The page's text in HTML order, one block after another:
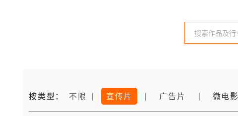
按类型： 不限 宣传片 广告片 微电影